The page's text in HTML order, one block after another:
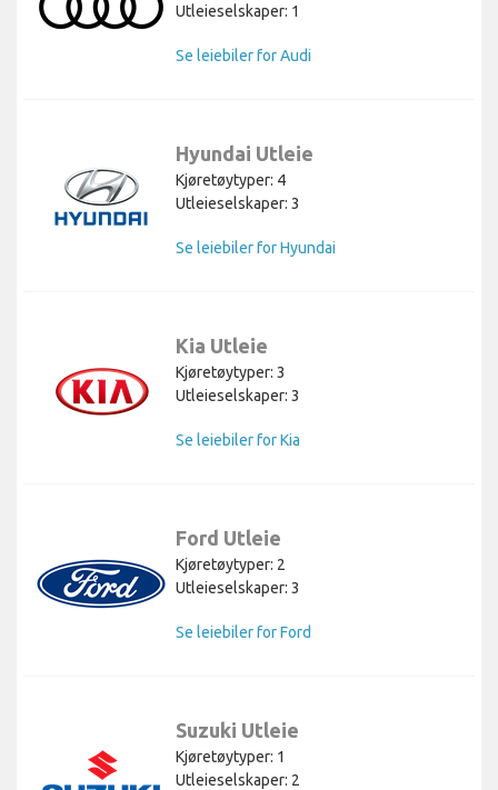
Utleieselskaper: 1
Se leiebiler for Audi
Hyundai Utleie
Kjøretøytyper: 4
Utleieselskaper: 3
Se leiebiler for Hyundai
Kia Utleie
Kjøretøytyper: 3
Utleieselskaper: 3
Se leiebiler for Kia
Ford Utleie
Kjøretøytyper: 2
Utleieselskaper: 3
Se leiebiler for Ford
Suzuki Utleie
Kjøretøytyper: 1
Utleieselskaper: 2